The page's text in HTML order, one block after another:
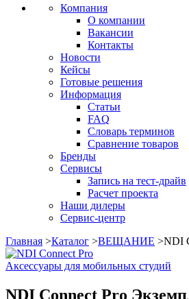
Компания
О компании
Вакансии
Контакты
Новости
Кейсы
Готовые решения
Информация
Статьи
FAQ
Словарь терминов
Сравнение товаров
Бренды
Сервисы
Запись на тест-драйв
Расчет проекта
Наши дилеры
Сервис-центр
Главная >Каталог >ВЕЩАНИЕ >NDI
Аксессуары для мобильных студий
NDI Connect Pro